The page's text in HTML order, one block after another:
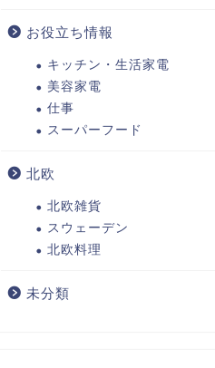
お役立ち情報
キッチン・生活家電
美容家電
仕事
スーパーフード
北欧
北欧雑貨
スウェーデン
北欧料理
未分類